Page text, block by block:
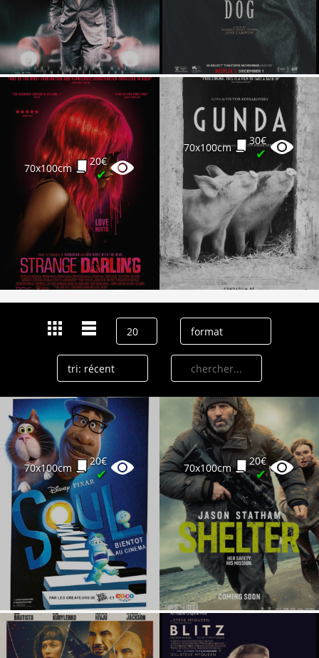
Vendre
70x100cm
20€
✔
70x100cm
30€
✔
70x100cm
20€
✔ 70x100cm
20€
✔